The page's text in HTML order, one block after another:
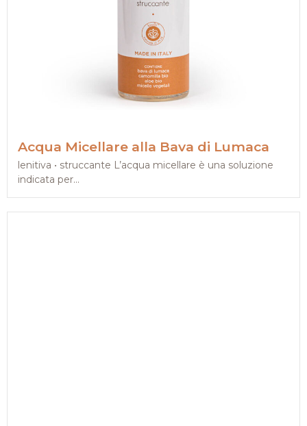
Acqua Micellare alla Bava di Lumaca
lenitiva • struccante L’acqua micellare è una soluzione
indicata per...